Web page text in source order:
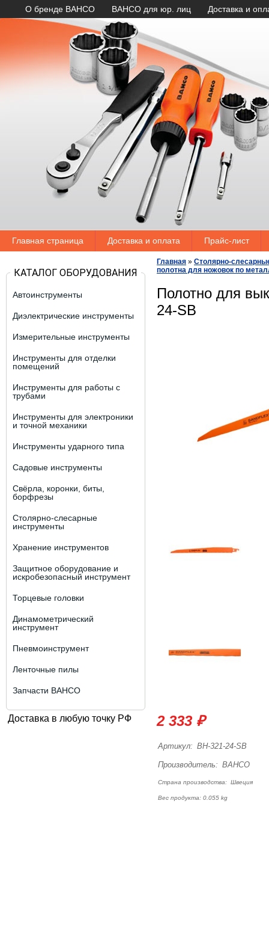
О бренде BAHCO BAHCO для юр. лиц Доставка и
Главная страница Доставка и оплата Прайс-лист
КАТАЛОГ ОБОРУДОВАНИЯ
Автоинструменты
Диэлектрические инструменты
Измерительные инструменты
Инструменты для отделки
помещений
Инструменты для работы с
трубами
Инструменты для электроники
и точной механики
Инструменты ударного типа
Садовые инструменты
Свёрла, коронки, биты,
борфрезы
Столярно-слесарные
инструменты
Хранение инструментов
Защитное оборудование и
искробезопасный инструмент
Торцевые головки
Динамометрический
инструмент
Пневмоинструмент
Ленточные пилы
Запчасти BAHCO
Доставка в любую точку РФ
Главная » Столярно-
полотна для ножовок по
Полотно для
24-SB
2 333 ₽
Артикул: BH-321-24-SB
Производитель: BAHCO
Страна производства: Швеция
Вес продукта: 0.055 kg